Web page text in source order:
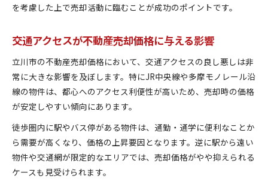
を考慮した上で売却活動に臨むことが成功のポイントです。
交通アクセスが不動産売却価格に与える影響
立川市の不動産売却価格において、交通アクセスの良し悪しは非
常に大きな影響を及ぼします。特にJR中央線や多摩モノレール沿
線の物件は、都心へのアクセス利便性が高いため、売却時の価格
が安定しやすい傾向にあります。
徒歩圏内に駅やバス停がある物件は、通勤・通学に便利なことか
ら需要が高くなり、価格の上昇要因となります。逆に駅から遠い
物件や交通網が限定的なエリアでは、売却価格がやや抑えられる
ケースも見受けられます。